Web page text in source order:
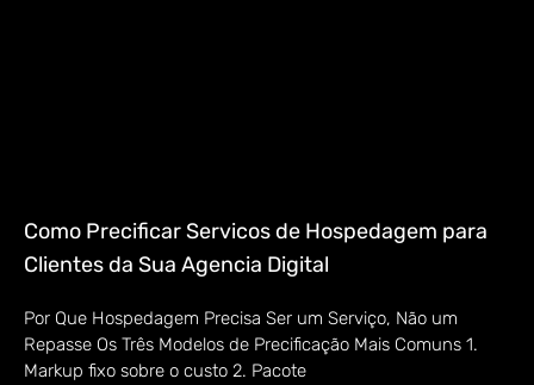
Como Precificar Servicos de Hospedagem para
Clientes da Sua Agencia Digital
Por Que Hospedagem Precisa Ser um Serviço, Não um
Repasse Os Três Modelos de Precificação Mais Comuns 1.
Markup fixo sobre o custo 2. Pacote